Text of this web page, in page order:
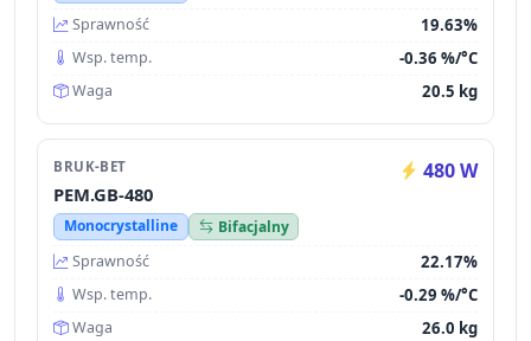
Sprawność
19.63%
Wsp. temp. -0.36 %/°C
Waga 20.5 kg
BRUK-BET 480 W
PEM.GB-480
Monocrystalline
Bifacjalny
Sprawność
22.17%
Wsp. temp. -0.29 %/°C
Waga 26.0 kg